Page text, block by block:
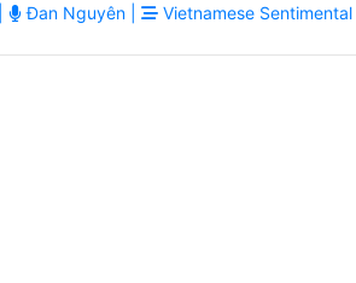
Đan Nguyên | Vietnamese Sentimental